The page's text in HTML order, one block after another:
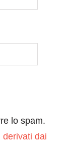
lo spam.
derivati dai